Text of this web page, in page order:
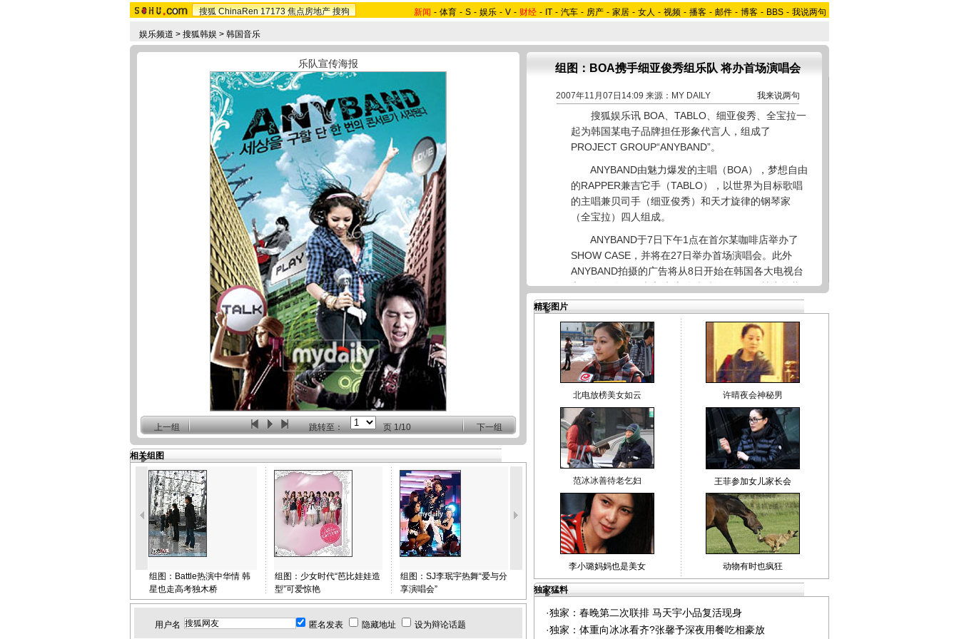
搜狐 ChinaRen 17173 焦点房地产 搜狗 新闻 - 体育 - S - 娱乐 - V - 财经 - IT - 汽车 - 房产 - 家居 - 女人 - 视频 - 播客 - 邮件 - 博客 - BBS - 我说两句
娱乐频道 > 搜狐韩娱 > 韩国音乐
乐队宣传海报
上一组 跳转至： 页1/10 下一组
相关组图
组图：Battle热演中华情 韩
星也走高考独木桥
组图：少女时代“芭比娃娃造
型”可爱惊艳
组图：SJ李珉宇热舞“爱与分
享演唱会”
组图：何洁与金东万甜蜜合
唱 MV撒娇展浓情
组图：格斗选手与超模组
组图：李贞贤中国拍摄MV
用户名 匿名发表 隐藏地址 设为辩论话题
组图：BOA携手细亚俊秀组乐队 将办首场演唱会
我来说两句
2007年11月07日14:09 来源：MY DAILY
搜狐娱乐讯 BOA、TABLO、细亚俊秀、全宝拉一
起为韩国某电子品牌担任形象代言人，组成了
PROJECT GROUP“ANYBAND”。
ANYBAND由魅力爆发的主唱（BOA），梦想自由
的RAPPER兼吉它手（TABLO），以世界为目标歌唱
的主唱兼贝司手（细亚俊秀）和天才旋律的钢琴家
（全宝拉）四人组成。
ANYBAND于7日下午1点在首尔某咖啡店举办了
SHOW CASE，并将在27日举办首场演唱会。此外
ANYBAND拍摄的广告将从8日开始在韩国各大电视台
和互联网公开。李京浩/文 版权所有Mydaily禁止转载
精彩图片
北电放榜美女如云 许晴夜会神秘男
范冰冰善待老乞妇 王菲参加女儿家长会
李小璐妈妈也是美女 动物有时也疯狂
独家猛料
·独家：春晚第二次联排 马天宇小品复活现身
·独家：体重向冰冰看齐?张馨予深夜用餐吃相豪放